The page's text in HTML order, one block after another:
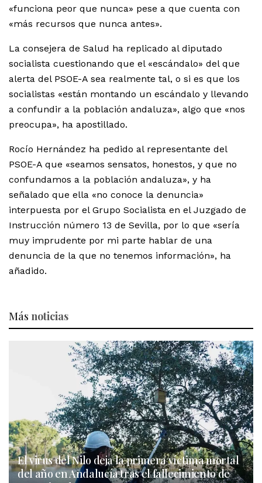
«funciona peor que nunca» pese a que cuenta con
«más recursos que nunca antes».
La consejera de Salud ha replicado al diputado
socialista cuestionando que el «escándalo» del que
alerta del PSOE-A sea realmente tal, o si es que los
socialistas «están montando un escándalo y llevando
a confundir a la población andaluza», algo que «nos
preocupa», ha apostillado.
Rocío Hernández ha pedido al representante del
PSOE-A que «seamos sensatos, honestos, y que no
confundamos a la población andaluza», y ha
señalado que ella «no conoce la denuncia»
interpuesta por el Grupo Socialista en el Juzgado de
Instrucción número 13 de Sevilla, por lo que «sería
muy imprudente por mi parte hablar de una
denuncia de la que no tenemos información», ha
añadido.
Más noticias
El virus del Nilo deja la primera víctima mortal
del año en Andalucía tras el fallecimiento de